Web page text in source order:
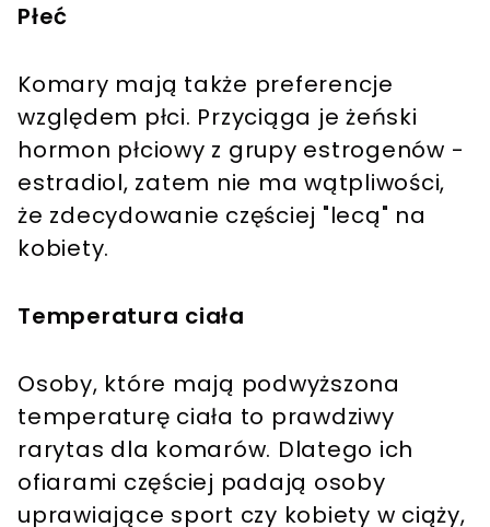
Płeć
Komary mają także preferencje
względem płci. Przyciąga je żeński
hormon płciowy z grupy estrogenów -
estradiol, zatem nie ma wątpliwości,
że zdecydowanie częściej "lecą" na
kobiety.
Temperatura ciała
Osoby, które mają podwyższona
temperaturę ciała to prawdziwy
rarytas dla komarów. Dlatego ich
ofiarami częściej padają osoby
uprawiające sport czy kobiety w ciąży,